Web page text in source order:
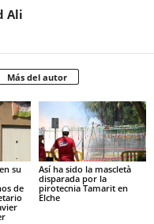
Ali
Más del autor
su
de
Así ha sido la mascletà
disparada por la
pirotecnia Tamarit en
Elche